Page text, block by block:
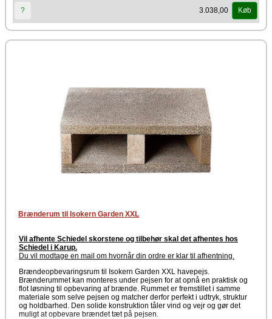
Fremstillet i samme materiale som pejsen for et ensartet og
Robust konstruktion der tåler udendørs brug
for dig, der ønsker både funktionalitet og et gennemført design i dit
Schiedel Isokern
? 3.038,00 Køb
Brænderum til Isokern Garden XXL
Vil afhente Schiedel skorstene og tilbehør skal det afhentes hos
Schiedel i Karup.
Du vil modtage en mail om hvornår din ordre er klar til afhentning.
Brændeopbevaringsrum til Isokern Garden XXL havepejs.
Brænderummet kan monteres under pejsen for at opnå en praktisk og
flot løsning til opbevaring af brænde. Rummet er fremstillet i samme
materiale som selve pejsen og matcher derfor perfekt i udtryk, struktur
og holdbarhed. Den solide konstruktion tåler vind og vejr og gør det
muligt at opbevare brændet tæt på pejsen.